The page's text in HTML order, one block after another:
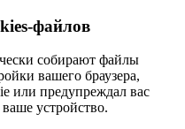
файлов
собирают файлы
вашего браузера,
или предупреждал вас
устройство.